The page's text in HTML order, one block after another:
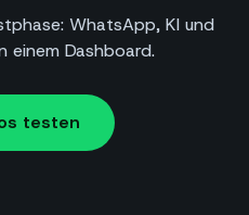
WhatsApp, KI und
einem Dashboard.
testen